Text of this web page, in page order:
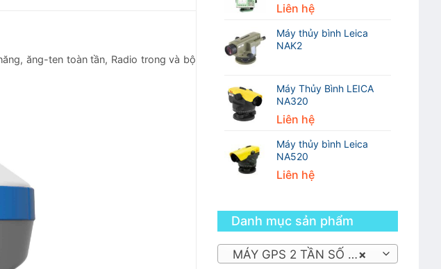
Liên hệ
Máy thủy bình Leica
NAK2
Máy Thủy Bình LEICA
NA320
Liên hệ
Máy thủy bình Leica
NA520
Liên hệ
Danh mục sản phẩm
×
MÁY GPS 2 TẦN SỐ RTK
ăng-ten toàn tần, Radio trong và bộ